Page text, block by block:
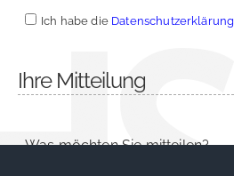
Ich habe die Datenschutzerklärung
Ihre Mitteilung
Was möchten Sie mitteilen?